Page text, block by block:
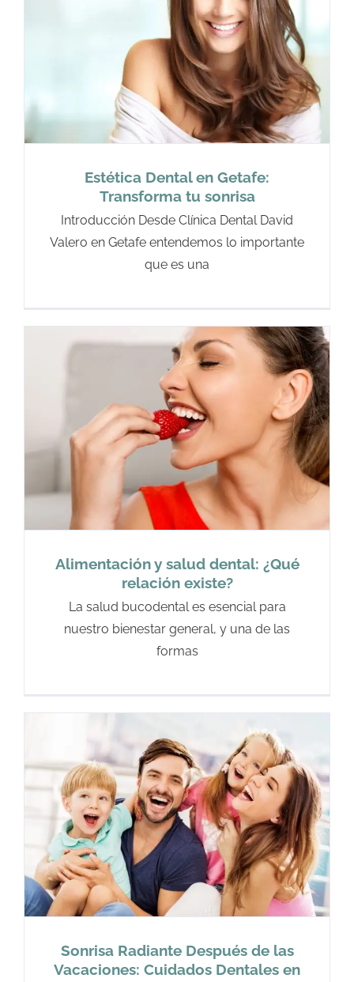
Estética Dental en Getafe:
Transforma tu sonrisa
Introducción Desde Clínica Dental David
Valero en Getafe entendemos lo importante
que es una
Alimentación y salud dental: ¿Qué
relación existe?
La salud bucodental es esencial para
nuestro bienestar general, y una de las
formas
Sonrisa Radiante Después de las
Vacaciones: Cuidados Dentales en